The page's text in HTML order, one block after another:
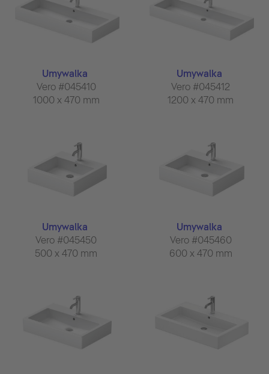
Umywalka
Vero #045410
1000 x 470 mm
Umywalka
Vero #045412
1200 x 470 mm
Umywalka
Vero #045450
500 x 470 mm
Umywalka
Vero #045460
600 x 470 mm